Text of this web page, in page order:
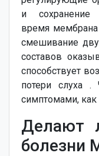
и сохранение
время мембрана
смешивание
составов
способствует
потери слуха .
симптомами,
Делают
болезни